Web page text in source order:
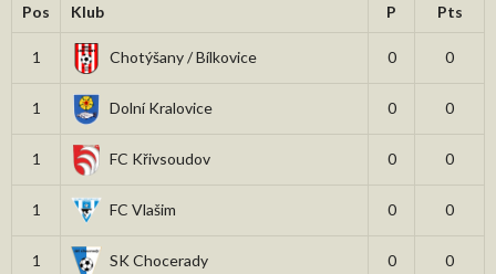
Pos Klub P Pts
1 Chotýšany / Bílkovice 0 0
1 Dolní Kralovice 0 0
1 FC Křivsoudov 0 0
1 FC Vlašim 0 0
1 SK Chocerady 0 0